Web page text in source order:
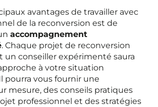
avantages de travailler avec
de la reconversion est de
accompagnement
. Chaque projet de reconversion
un conseiller expérimenté saura
à votre situation
pourra vous fournir une
mesure, des conseils pratiques
professionnel et des stratégies